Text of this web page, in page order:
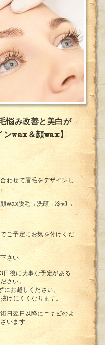
悩み改善と美白が
ンwax＆顔wax】
わせて眉毛をデザインし
wax脱毛→洗顔→冷却→
ご予定にお気を付けくだ
さい
日後に大事な予定がある
さい。
にお越しください。
けにくくなります。
日翌日以降にニキビのよ
います